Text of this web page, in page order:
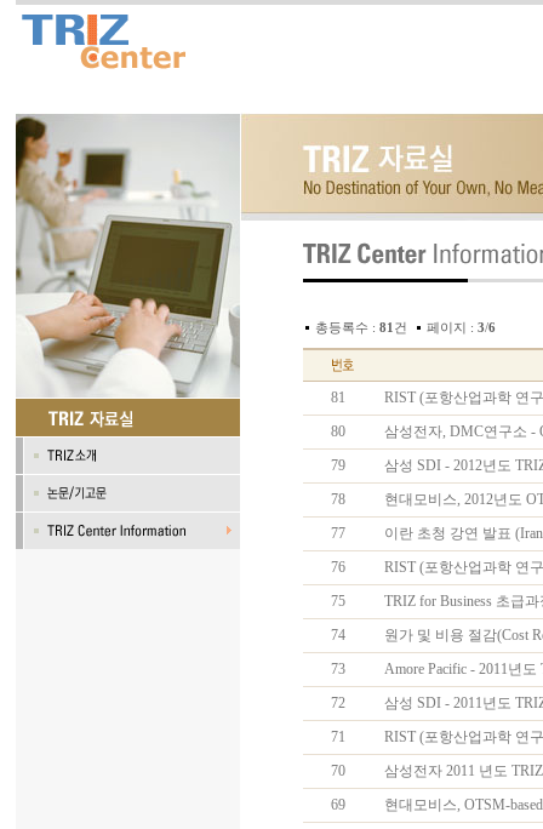
총등록수 : 81 건 페이지 : 3/6
81
RIST (포항산업과학 연
80
삼성전자, DMC연구소 -
79
삼성 SDI - 2012년도
78
현대모비스, 2012년도
77
이란 초청 강연 발표
76
RIST (포항산업과학 연
75
TRIZ for Business 초급
74
원가 및 비용 절감(Cost
73
Amore Pacific - 2011년
72
삼성 SDI - 2011년도
71
RIST (포항산업과학 연
70
삼성전자 2011 년도
69
현대모비스, OTSM-